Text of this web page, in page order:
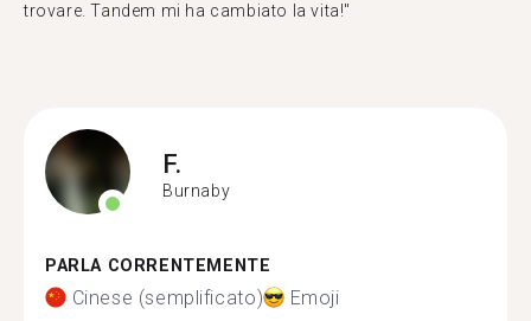
trovare. Tandem mi ha cambiato la vita!"
F.
Burnaby
PARLA CORRENTEMENTE
Cinese (semplificato) Emoji